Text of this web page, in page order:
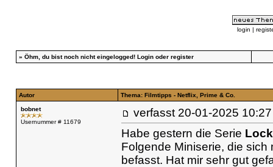
login |
» Öhm, du bist noch nicht eingelogged! Loginoder register
Autor Thema: Filmtipps - Netflix, Prime & Co.
bobnet
Usernummer # 11679
verfasst 20-01-2025
Habe gestern die Serie
Folgende Miniserie, die
befasst. Hat mir sehr gut